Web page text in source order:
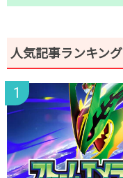
人気記事ランキング